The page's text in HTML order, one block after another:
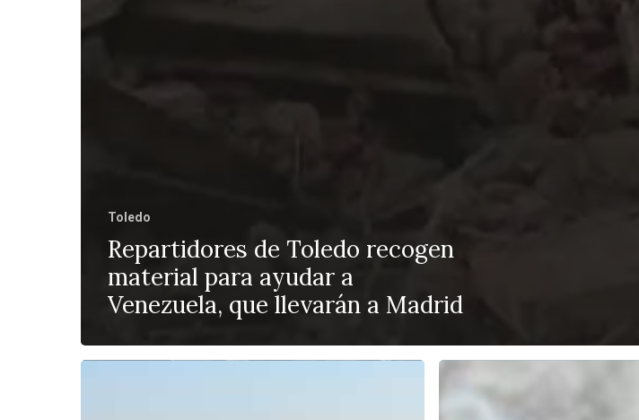
Toledo
Repartidores de Toledo recogen
material para ayudar a
Venezuela, que llevarán a Madrid